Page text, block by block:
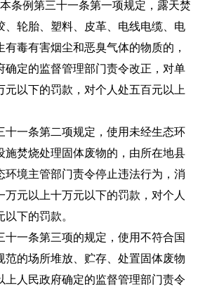
条例第三十一条第一项规定，露天焚
、轮胎、塑料、皮革、电线电缆、电
毒有害烟尘和恶臭气体的物质的，
确定的监督管理部门责令改正，对单
元以下的罚款，对个人处五百元以上
十一条第二项规定，使用未经生态环
施焚烧处理固体废物的，由所在地县
环境主管部门责令停止违法行为，消
万元以上十万元以下的罚款，对个人
下的罚款。
十一条第三项的规定，使用不符合国
范的场所堆放、贮存、处置固体废物
上人民政府确定的监督管理部门责令